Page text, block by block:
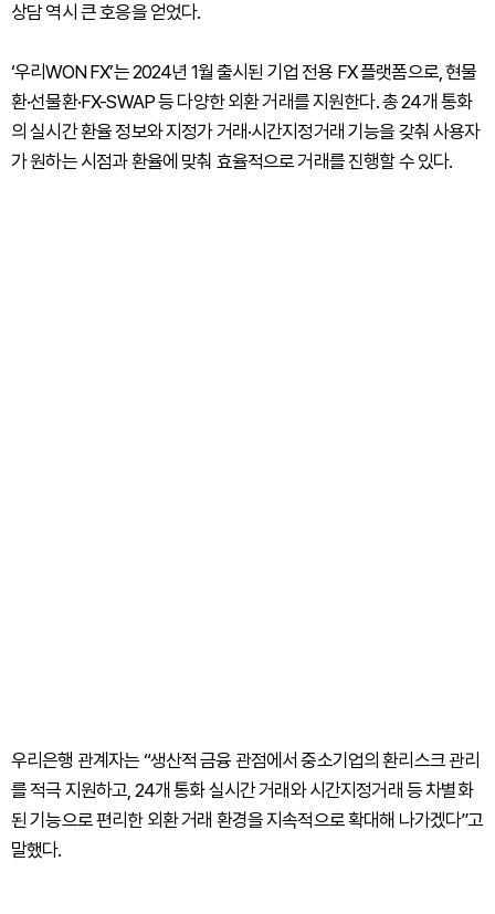
상담 역시 큰 호응을 얻었다.
‘우리WON FX’는 2024년 1월 출시된 기업 전용 FX 플랫폼으로, 현물
환·선물환·FX-SWAP 등 다양한 외환 거래를 지원한다. 총 24개 통화
의 실시간 환율 정보와 지정가 거래·시간지정거래 기능을 갖춰 사용자
가 원하는 시점과 환율에 맞춰 효율적으로 거래를 진행할 수 있다.
우리은행 관계자는 “생산적 금융 관점에서 중소기업의 환리스크 관리
를 적극 지원하고, 24개 통화 실시간 거래와 시간지정거래 등 차별화
된 기능으로 편리한 외환 거래 환경을 지속적으로 확대해 나가겠다”고
말했다.